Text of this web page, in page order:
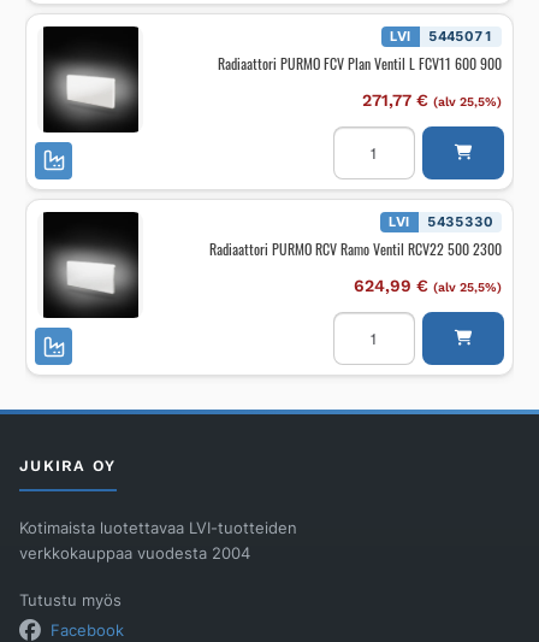
Ventil
RCV33
500
määrä
LVI 5445071
Radiaattori PURMO FCV Plan Ventil L FCV11 600 900
271,77 € (alv 25,5%)
Radiaattori
PURMO
Plan
Ventil
FCV11
600
määrä
LVI 5435330
Radiaattori PURMO RCV Ramo Ventil RCV22 500 2300
624,99 € (alv 25,5%)
Radiaattori
PURMO
Ramo
500
JUKIRA OY
Kotimaista luotettavaa LVI-tuotteiden
verkkokauppaa vuodesta 2004
Tutustu myös
Facebook